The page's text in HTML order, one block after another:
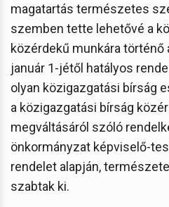
magatartás természetes
szemben tette lehetővé a
közérdekű munkára történő
január 1-jétől hatályos
olyan közigazgatási bírság
a közigazgatási bírság
megváltásáról szóló
önkormányzat képviselő-
rendelet alapján,
szabtak ki.